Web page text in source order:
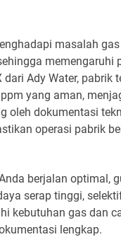
masalah
memengaruhi
Ady Water, pabrik
yang aman,
oleh dokumentasi
operasi pabrik
berjalan optimal,
serap tinggi,
kebutuhan gas dan
lengkap.